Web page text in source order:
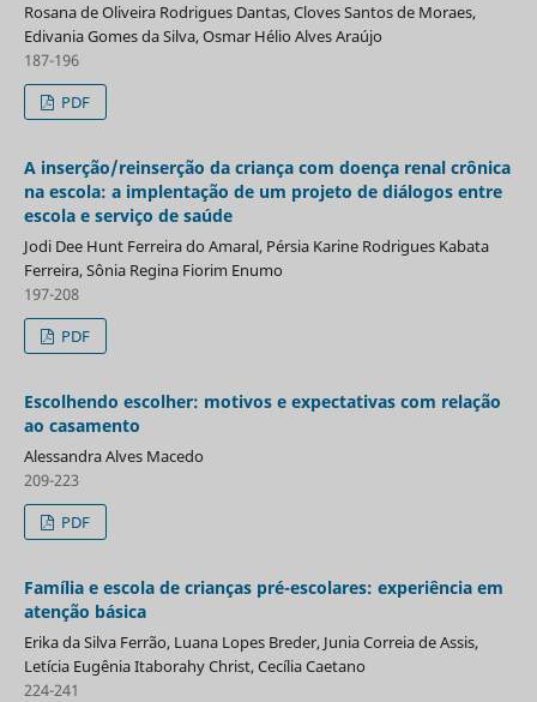
Rosana de Oliveira Rodrigues Dantas, Cloves Santos de Moraes,
Edivania Gomes da Silva, Osmar Hélio Alves Araújo
187-196
PDF
A inserção/reinserção da criança com doença renal crônica
na escola: a implentação de um projeto de diálogos entre
escola e serviço de saúde
Jodi Dee Hunt Ferreira do Amaral, Pérsia Karine Rodrigues Kabata
Ferreira, Sônia Regina Fiorim Enumo
197-208
PDF
Escolhendo escolher: motivos e expectativas com relação
ao casamento
Alessandra Alves Macedo
209-223
PDF
Família e escola de crianças pré-escolares: experiência em
atenção básica
Erika da Silva Ferrão, Luana Lopes Breder, Junia Correia de Assis,
Letícia Eugênia Itaborahy Christ, Cecília Caetano
224-241